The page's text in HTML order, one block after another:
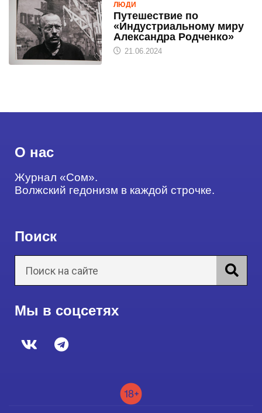
ЛЮДИ
Путешествие по
«Индустриальному миру
Александра Родченко»
21.06.2024
О нас
Журнал «Сом».
Волжский гедонизм в каждой строчке.
Поиск
Мы в соцсетях